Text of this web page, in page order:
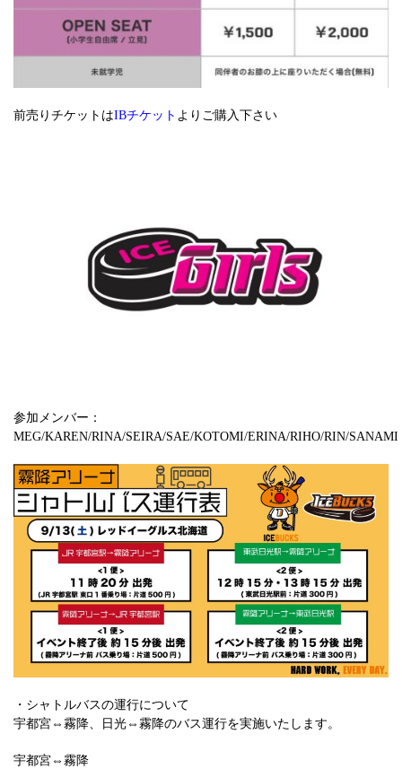
前売りチケットはIBチケット よりご購入下さい
参加メンバー：
MEG/KAREN/RINA/SEIRA/SAE/KOTOMI/ERINA/RIHO/RIN/SANAMI
・シャトルバスの運行について
宇都宮⇔霧降、日光⇔霧降のバス運行を実施いたします。
宇都宮⇔霧降